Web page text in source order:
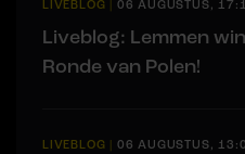
LIVEBLOG 06 AUGUSTUS,
Liveblog: Lemmen
Ronde van Polen!
LIVEBLOG 06 AUGUSTUS,